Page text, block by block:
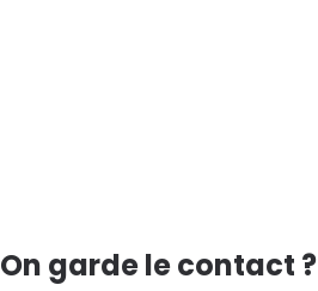
On garde le contact ?